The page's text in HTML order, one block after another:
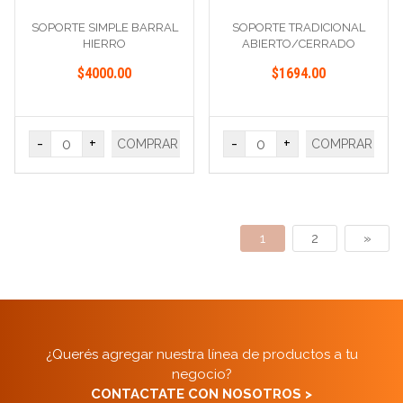
SOPORTE SIMPLE BARRAL
HIERRO
$4000.00
- + COMPRAR
SOPORTE TRADICIONAL
ABIERTO/CERRADO
$1694.00
- + COMPRAR
1 2 »
¿Querés agregar nuestra línea de productos a tu
negocio?
CONTACTATE CON NOSOTROS >